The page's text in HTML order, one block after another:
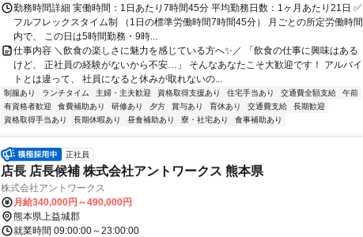
勤務時間詳細 実働時間：1日あたり7時間45分 平均勤務日数：1ヶ月あたり21日 ✅
フルフレックスタイム制 （1日の標準労働時間7時間45分） 月ごとの所定労働時間
内で、 この日は5時間勤務・9時...
仕事内容 ＼飲食の楽しさに魅力を感じている方へ✨／ 「飲食の仕事に興味はある
けど、 正社員の経験がないから不安…」 そんなあなたこそ大歓迎です！ アルバイ
トとは違って、 社員になると休みが取れないの...
制服あり ランチタイム 主婦・主夫歓迎 資格取得支援あり 住宅手当あり 交通費全額支給
午前
有資格者歓迎
食費補助あり 研修あり 夕方 賞与あり 育休あり 交通費支給
長期歓迎
資格取得手当あり
長期休暇あり 昼食補助あり 寮・社宅あり 食事補助あり
正社員
店長 店長候補 株式会社アントワークス 熊本県
株式会社アントワークス
月給340,000円～490,000円
熊本県上益城郡
就業時間 09:00:00～23:00:00